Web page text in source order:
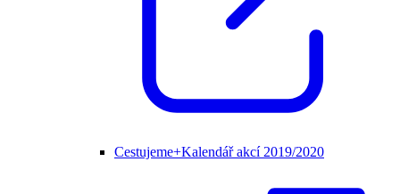
Cestujeme+Kalendář akcí 2019/2020